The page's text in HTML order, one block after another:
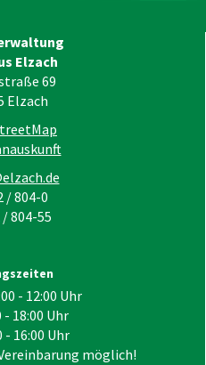
Elzach
69
Elzach
/ 804-0
804-55
- 12:00 Uhr
18:00 Uhr
- 16:00 Uhr
möglich!